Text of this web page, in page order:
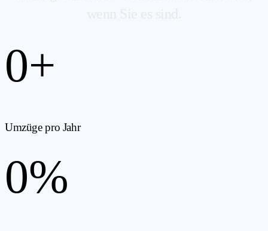
0+
Umzüge pro Jahr
0%